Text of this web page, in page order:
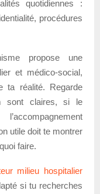
quotidiennes :
procédures
propose une
et médico-social,
ta réalité. Regarde
sont claires, si le
utile doit te montrer
faire.
milieu hospitalier
si tu recherches